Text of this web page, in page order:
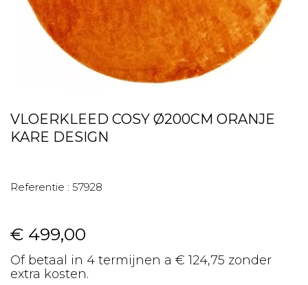
VLOERKLEED COSY Ø200CM ORANJE
KARE DESIGN
Referentie : 57928
€ 499,00
Of betaal in 4 termijnen a € 124,75 zonder
extra kosten.